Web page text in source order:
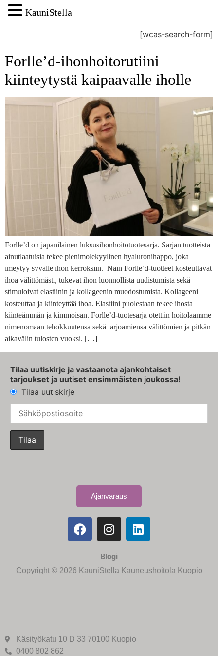
[wcas-search-form]
Forlle’d-ihonhoitorutiini
kiinteytystä kaipaavalle iholle
Forlle’d on japanilainen luksusihonhoitotuotesarja. Sarjan tuotteista
ainutlaatuisia tekee pienimolekyylinen hyaluronihappo, joka
imeytyy syvälle ihon kerroksiin. Näin Forlle’d-tuotteet kosteuttavat
ihoa välittömästi, tukevat ihon luonnollista uudistumista sekä
stimuloivat elastiinin ja kollageenin muodostumista. Kollageeni
kosteuttaa ja kiinteyttää ihoa. Elastiini puolestaan tekee ihosta
kiinteämmän ja kimmoisan. Forlle’d-tuotesarja otettiin hoitolaamme
nimenomaan tehokkuutensa sekä tarjoamiensa välittömien ja pitkän
aikavälin tulosten vuoksi. […]
Tilaa uutiskirje ja vastaanota ajankohtaiset
tarjoukset ja uutiset ensimmäisten joukossa!
Tilaa uutiskirje
Ajanvaraus
Blogi
Copyright © 2026 KauniStella Kauneushoitola Kuopio
Käsityökatu 10 D 33 70100 Kuopio
0400 802 862
KauniStella